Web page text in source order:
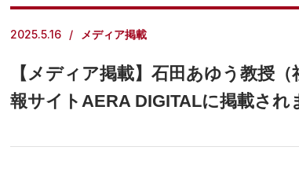
2025.5.16 メディア掲載
【メディア掲載】石田あゆう教授
報サイトAERA DIGITALに掲載され